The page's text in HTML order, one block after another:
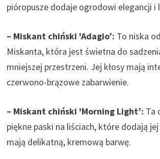
pióropusze dodaje ogrodowi elegancji i
– Miskant chiński 'Adagio’: To niska
Miskanta, która jest świetna do
mniejszej przestrzeni. Jej kłosy mają
czerwono-brązowe zabarwienie.
– Miskant chiński 'Morning Light’: Ta
piękne paski na liściach, które dodają
mają delikatną, kremową barwę.